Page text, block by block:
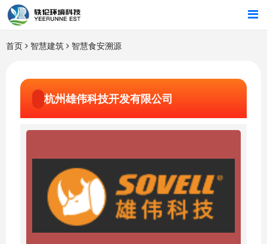
首页
行业解决方案
首页 智慧建筑 智慧食安溯源
杭州雄伟科技开发有限公司